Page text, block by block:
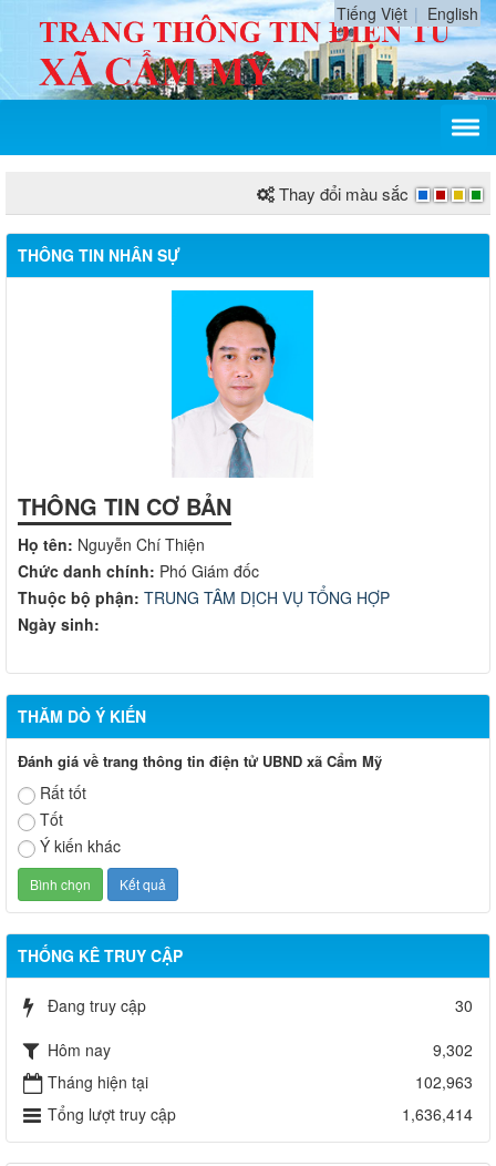
Tiếng Việt English
Thay đổi màu sắc
THÔNG TIN NHÂN SỰ
THÔNG TIN CƠ BẢN
Họ tên: Nguyễn Chí Thiện
Chức danh chính: Phó Giám đốc
Thuộc bộ phận: TRUNG TÂM DỊCH VỤ TỔNG HỢP
Ngày sinh:
THĂM DÒ Ý KIẾN
Đánh giá về trang thông tin điện tử UBND xã Cẩm Mỹ
Rất tốt
Tốt
Ý kiến khác
THỐNG KÊ TRUY CẬP
Đang truy cập
30
Hôm nay
9,302
Tháng hiện tại
102,963
Tổng lượt truy cập
1,636,414